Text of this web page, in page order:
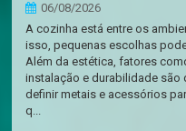
06/08/2026
A cozinha está entre os
isso, pequenas escolhas
Além da estética, fatores
instalação e durabilidade são
definir metais e acessórios
q...